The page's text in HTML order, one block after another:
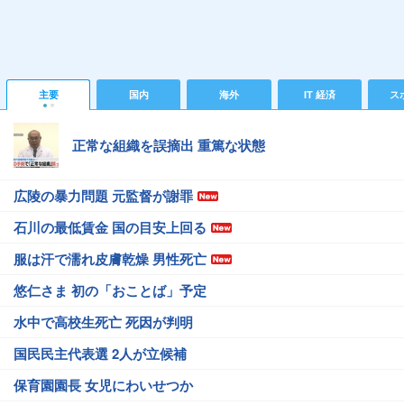
主要 国内 海外 IT 経済 ス
正常な組織を誤摘出 重篤な状態
広陵の暴力問題 元監督が謝罪
石川の最低賃金 国の目安上回る
服は汗で濡れ皮膚乾燥 男性死亡
悠仁さま 初の「おことば」予定
水中で高校生死亡 死因が判明
国民民主代表選 2人が立候補
保育園園長 女児にわいせつか